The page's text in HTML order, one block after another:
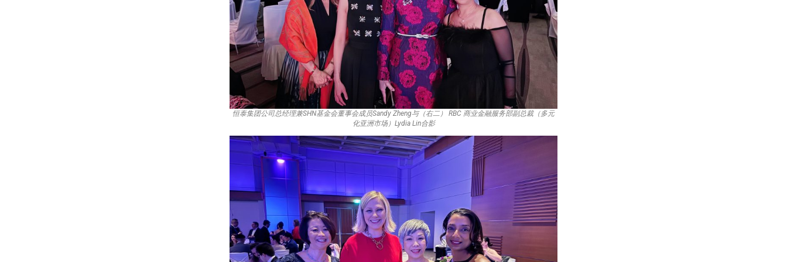
恒泰集团公司总经理兼SHN基金会董事会成员Sandy Zheng与（右二） RBC 商业金融服务部副总裁（多元
化亚洲市场）Lydia Lin合影